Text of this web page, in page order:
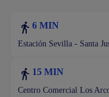
6 MIN
Estación Sevilla - Santa
15 MIN
Centro Comercial Los